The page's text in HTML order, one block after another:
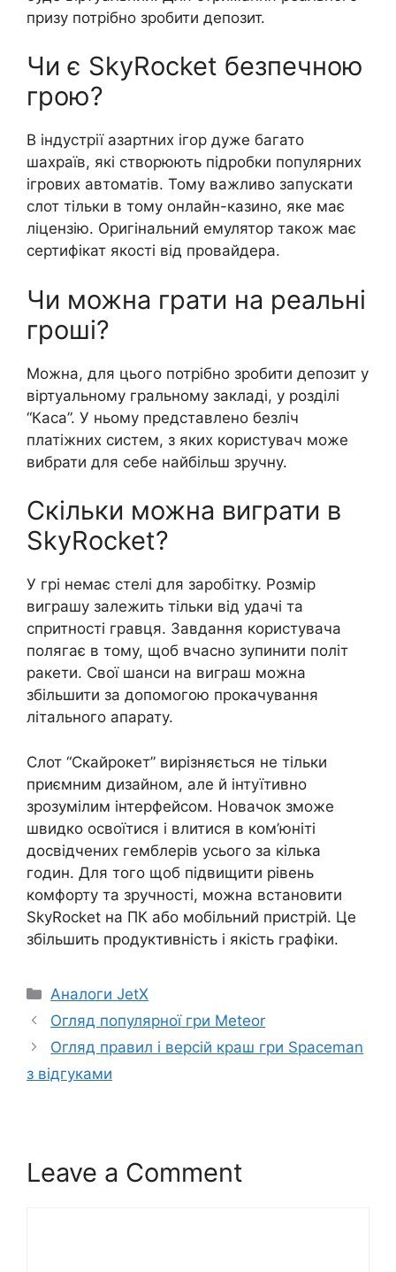
призу потрібно зробити депозит.
Чи є SkyRocket безпечною
грою?
В індустрії азартних ігор дуже багато
шахраїв, які створюють підробки популярних
ігрових автоматів. Тому важливо запускати
слот тільки в тому онлайн-казино, яке має
ліцензію. Оригінальний емулятор також має
сертифікат якості від провайдера.
Чи можна грати на реальні
гроші?
Можна, для цього потрібно зробити депозит у
віртуальному гральному закладі, у розділі
“Каса”. У ньому представлено безліч
платіжних систем, з яких користувач може
вибрати для себе найбільш зручну.
Скільки можна виграти в
SkyRocket?
У грі немає стелі для заробітку. Розмір
виграшу залежить тільки від удачі та
спритності гравця. Завдання користувача
полягає в тому, щоб вчасно зупинити політ
ракети. Свої шанси на виграш можна
збільшити за допомогою прокачування
літального апарату.
Слот “Скайрокет” вирізняється не тільки
приємним дизайном, але й інтуїтивно
зрозумілим інтерфейсом. Новачок зможе
швидко освоїтися і влитися в ком’юніті
досвідчених гемблерів усього за кілька
годин. Для того щоб підвищити рівень
комфорту та зручності, можна встановити
SkyRocket на ПК або мобільний пристрій. Це
збільшить продуктивність і якість графіки.
C
a
e
g
e
Аналоги JetX
Огляд популярної гри Meteor
Огляд правил і версій краш гри Spaceman
з відгуками
Leave a Comment